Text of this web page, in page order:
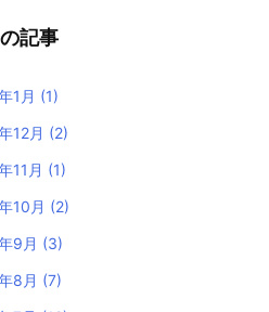
記事
1月 (1)
12月 (2)
11月 (1)
10月 (2)
9月 (3)
8月 (7)